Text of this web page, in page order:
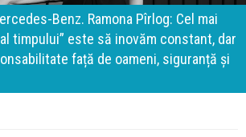
Benz. Ramona Pîrlog: Cel mai
este să inovăm constant, dar
față de oameni, siguranță și